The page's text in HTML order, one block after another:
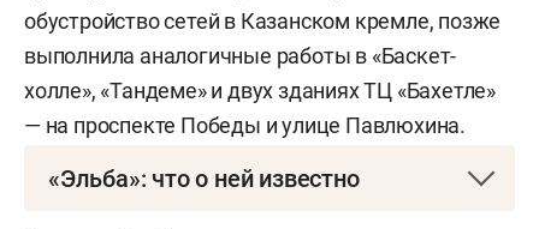
обустройство сетей в Казанском кремле, позже
выполнила аналогичные работы в «Баскет-
холле», «Тандеме» и двух зданиях ТЦ «Бахетле»
— на проспекте Победы и улице Павлюхина.
«Эльба»: что о ней известно